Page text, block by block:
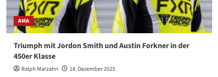
Triumph
Racing
Piloten
AMA
Triumph mit Jordon Smith und Austin Forkner in der
450er Klasse
Ralph Marzahn 18. Dezember 2025